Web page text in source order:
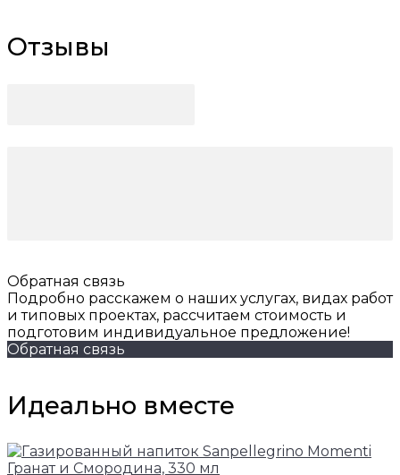
Отзывы
Обратная связь
Подробно расскажем о наших услугах, видах работ
и типовых проектах, рассчитаем стоимость и
подготовим индивидуальное предложение!
Обратная связь
Идеально вместе